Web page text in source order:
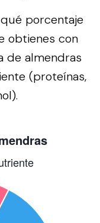
porcentaje
obtienes con
de almendras
(proteínas,